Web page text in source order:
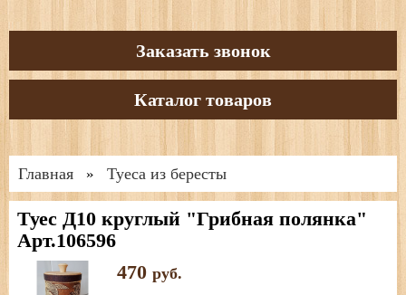
Заказать звонок
Каталог товаров
Главная » Туеса из бересты
Туес Д10 круглый "Грибная полянка"
Арт.106596
470 руб.